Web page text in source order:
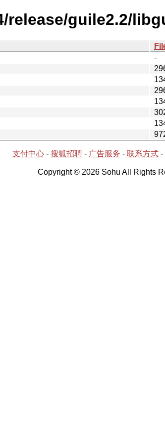
release/guile2.2/
-
支付中心- 搜狐招聘- 广告服务 - 联系方式-
Copyright © 2026 Sohu All Rights